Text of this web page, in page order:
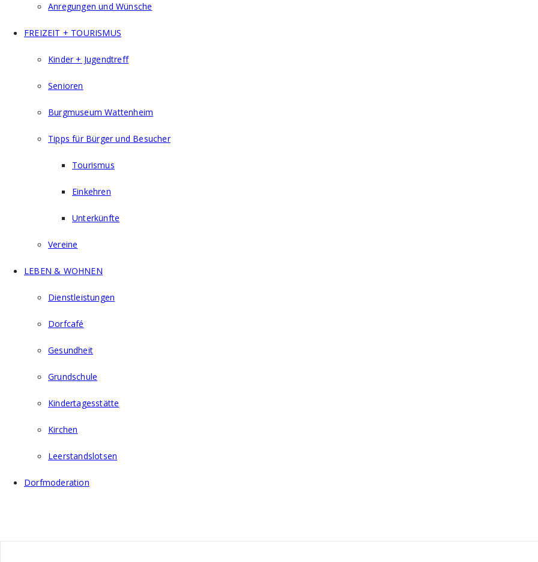
Anregungen und Wünsche
FREIZEIT + TOURISMUS
Kinder + Jugendtreff
Senioren
Burgmuseum Wattenheim
Tipps für Bürger und Besucher
Tourismus
Einkehren
Unterkünfte
Vereine
LEBEN & WOHNEN
Dienstleistungen
Dorfcafé
Gesundheit
Grundschule
Kindertagesstätte
Kirchen
Leerstandslotsen
Dorfmoderation